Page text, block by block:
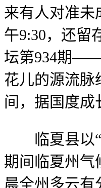
来有人对准未
午9:30，还留
坛第934期——
花儿的源流脉
间，据国度成
临夏县以“
期间临夏州气
晨全州多云有